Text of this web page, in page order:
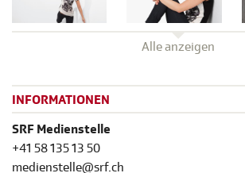
Alle anzeigen
INFORMATIONEN
SRF Medienstelle
+41 58 135 13 50
medienstelle@srf.ch